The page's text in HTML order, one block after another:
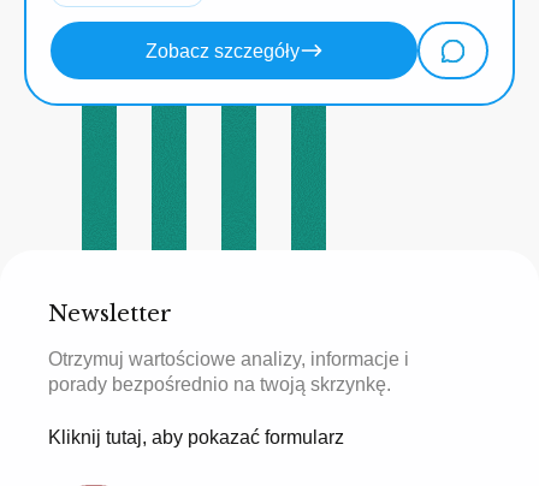
Zobacz szczegóły
Newsletter
Otrzymuj wartościowe analizy, informacje i
porady bezpośrednio na twoją skrzynkę.
Kliknij tutaj, aby pokazać formularz